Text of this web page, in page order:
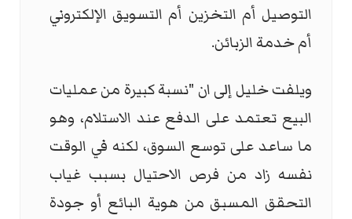
التوصيل أم التخزين أم التسويق الإلكتروني
أم خدمة الزبائن.
ويلفت خليل إلى ان "نسبة كبيرة من عمليات
البيع تعتمد على الدفع عند الاستلام، وهو
ما ساعد على توسع السوق، لكنه في الوقت
نفسه زاد من فرص الاحتيال بسبب غياب
التحقق المسبق من هوية البائع أو جودة